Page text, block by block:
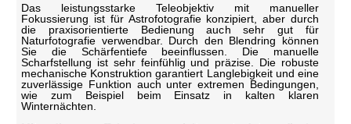
Das leistungsstarke Teleobjektiv mit manueller
Fokussierung ist für Astrofotografie konzipiert, aber durch
die praxisorientierte Bedienung auch sehr gut für
Naturfotografie verwendbar. Durch den Blendring können
Sie die Schärfentiefe beeinflussen. Die manuelle
Scharfstellung ist sehr feinfühlig und präzise. Die robuste
mechanische Konstruktion garantiert Langlebigkeit und eine
zuverlässige Funktion auch unter extremen Bedingungen,
wie zum Beispiel beim Einsatz in kalten klaren
Winternächten.